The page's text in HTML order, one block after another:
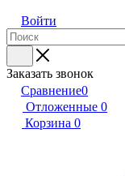
Войти
Заказать звонок
Сравнение0
Отложенные 0
Корзина 0